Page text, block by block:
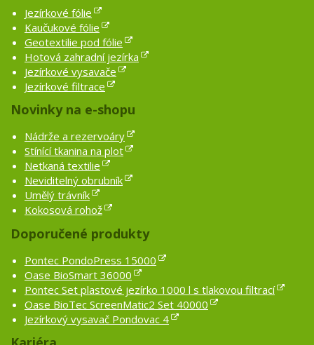
Jezírkové fólie
Kaučukové fólie
Geotextilie pod fólie
Hotová zahradní jezírka
Jezírkové vysavače
Jezírkové filtrace
Novinky na e-shopu
Nádrže a rezervoáry
Stínící tkanina na plot
Netkaná textilie
Neviditelný obrubník
Umělý trávník
Kokosová rohož
Doporučené produkty
Pontec PondoPress 15000
Oase BioSmart 36000
Pontec Set plastové jezírko 1000 l s tlakovou filtrací
Oase BioTec ScreenMatic2 Set 40000
Jezírkový vysavač Pondovac 4